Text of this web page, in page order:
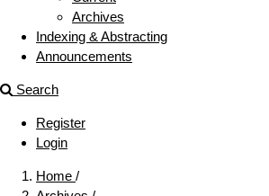
Archives
Indexing & Abstracting
Announcements
Search
Register
Login
Home /